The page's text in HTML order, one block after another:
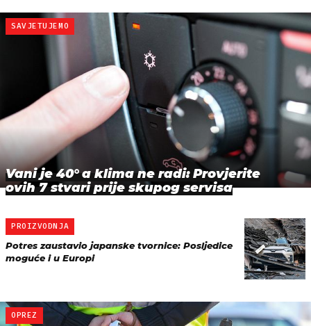
SAVJETUJEMO
Vani je 40° a klima ne radi: Provjerite
ovih 7 stvari prije skupog servisa
PROIZVODNJA
Potres zaustavio japanske tvornice: Posljedice
moguće i u Europi
OPREZ